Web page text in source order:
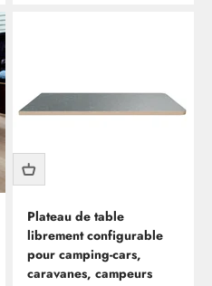
Plateau de table
librement configurable
pour camping-cars,
caravanes, campeurs